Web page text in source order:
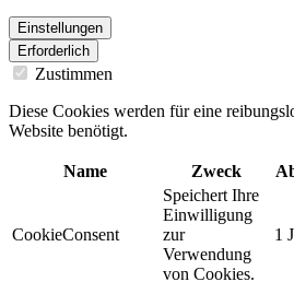
Einstellungen
Erforderlich
Zustimmen
Diese Cookies werden für eine
Website benötigt.
Name Zweck
CookieConsent
Speichert Ihre
Einwilligung
zur
Verwendung
von Cookies.
1